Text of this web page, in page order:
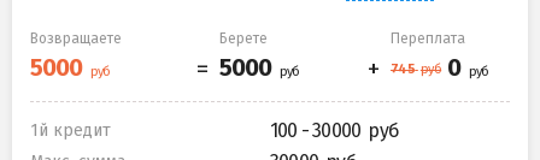
Возвращаете Берете Переплата
1й кредит 100 - 30000